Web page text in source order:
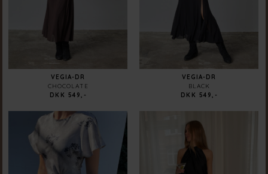
VEGIA-DR
CHOCOLATE
DKK 549,-
VEGIA-DR
BLACK
DKK 549,-